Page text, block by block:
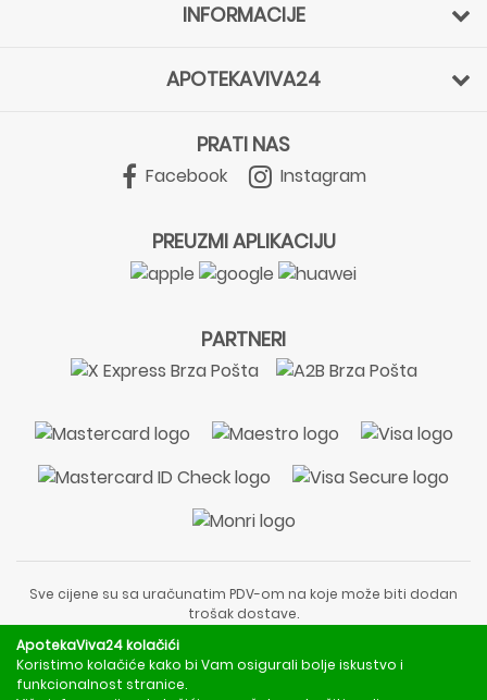
INFORMACIJE
APOTEKAVIVA24
PRATI NAS
Facebook Instagram
PREUZMI APLIKACIJU
PARTNERI
Sve cijene su sa uračunatim PDV-om na koje može biti dodan
trošak dostave.
liječnički pregled ili savjet farmaceuta.
Za obavijesti o mjerama opreza, rizicima i nuspojavama
obratite se svom liječniku ili farmaceutu.
ApotekaViva24 kolačići
Koristimo kolačiće kako bi Vam osigurali bolje iskustvo i
funkcionalnost stranice.